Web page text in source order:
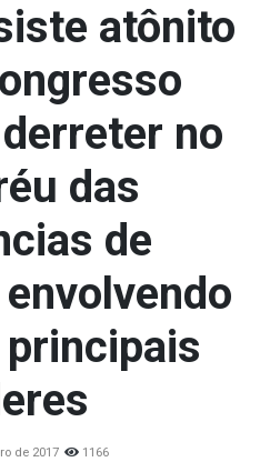
atônito
no
das
de
de 2017 1166